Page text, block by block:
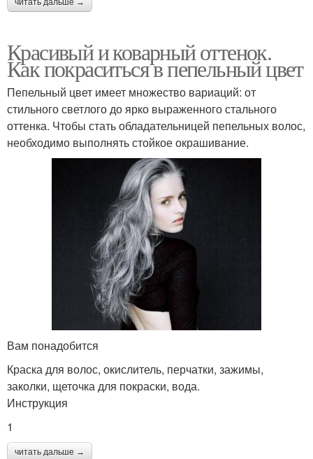
читать дальше →
Красивый и коварный оттенок.
Как покраситься в пепельный цвет
Пепельный цвет имеет множество вариаций: от
стильного светлого до ярко выраженного стального
оттенка. Чтобы стать обладательницей пепельных волос,
необходимо выполнять стойкое окрашивание.
Вам понадобится
Краска для волос, окислитель, перчатки, зажимы,
заколки, щеточка для покраски, вода.
Инструкция
1
читать дальше →